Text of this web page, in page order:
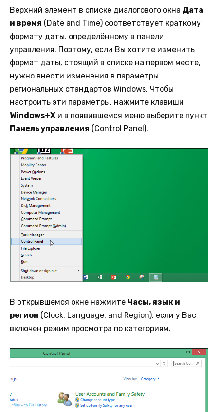
Верхний элемент в списке диалогового окна Дата
и время (Date and Time) соответствует краткому
формату даты, определённому в панели
управления. Поэтому, если Вы хотите изменить
формат даты, стоящий в списке на первом месте,
нужно внести изменения в параметры
региональных стандартов Windows. Чтобы
настроить эти параметры, нажмите клавиши
Windows+X и в появившемся меню выберите пункт
Панель управления (Control Panel).
В открывшемся окне нажмите Часы, язык и
регион (Clock, Language, and Region), если у Вас
включен режим просмотра по категориям.